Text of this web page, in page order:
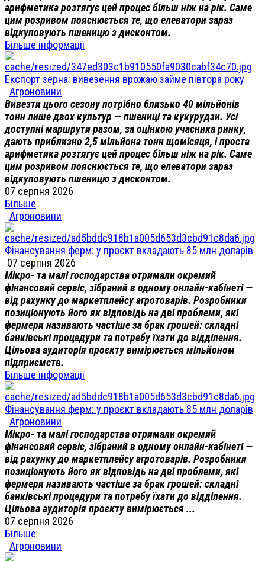
арифметика розтягує цей процес більш ніж на рік. Саме
цим розривом пояснюється те, що елеватори зараз
відкуповують пшеницю з дисконтом.
Більше інформації
Експорт зерна: вивезення врожаю займе півтора року
Агроновини
Вивезти цього сезону потрібно близько 40 мільйонів
тонн лише двох культур — пшениці та кукурудзи. Усі
доступні маршрути разом, за оцінкою учасника ринку,
дають приблизно 2,5 мільйона тонн щомісяця, і проста
арифметика розтягує цей процес більш ніж на рік. Саме
цим розривом пояснюється те, що елеватори зараз
відкуповують пшеницю з дисконтом.
07 серпня 2026
Більше
Агроновини
Фінансування ферм: у проєкт вкладають 85 млн доларів
07 серпня 2026
Мікро- та малі господарства отримали окремий
фінансовий сервіс, зібраний в одному онлайн-кабінеті —
від рахунку до маркетплейсу агротоварів. Розробники
позиціонують його як відповідь на дві проблеми, які
фермери називають частіше за брак грошей: складні
банківські процедури та потребу їхати до відділення.
Цільова аудиторія проєкту вимірюється мільйоном
підприємств.
Більше інформації
Фінансування ферм: у проєкт вкладають 85 млн доларів
Агроновини
Мікро- та малі господарства отримали окремий
фінансовий сервіс, зібраний в одному онлайн-кабінеті —
від рахунку до маркетплейсу агротоварів. Розробники
позиціонують його як відповідь на дві проблеми, які
фермери називають частіше за брак грошей: складні
банківські процедури та потребу їхати до відділення.
Цільова аудиторія проєкту вимірюється ...
07 серпня 2026
Більше
Агроновини